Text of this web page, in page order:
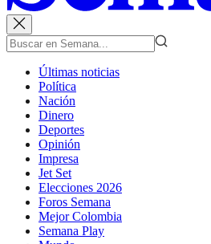
Últimas noticias
Política
Nación
Dinero
Deportes
Opinión
Impresa
Jet Set
Elecciones 2026
Foros Semana
Mejor Colombia
Semana Play